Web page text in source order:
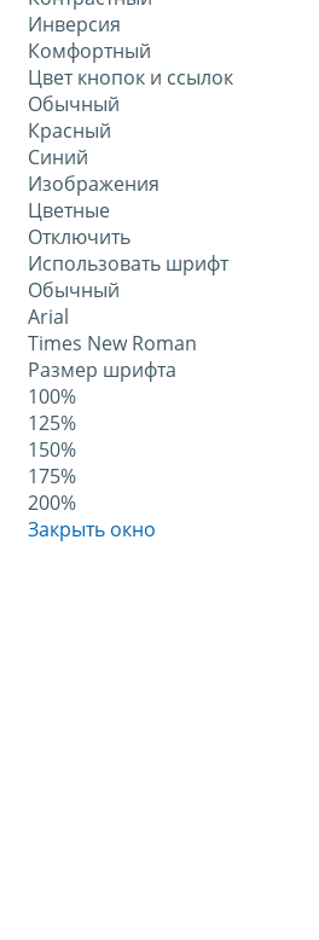
Инверсия
Комфортный
Цвет кнопок и ссылок
Обычный
Красный
Синий
Изображения
Цветные
Отключить
Использовать шрифт
Обычный
Arial
Times New Roman
Размер шрифта
100%
125%
150%
175%
200%
Закрыть окно